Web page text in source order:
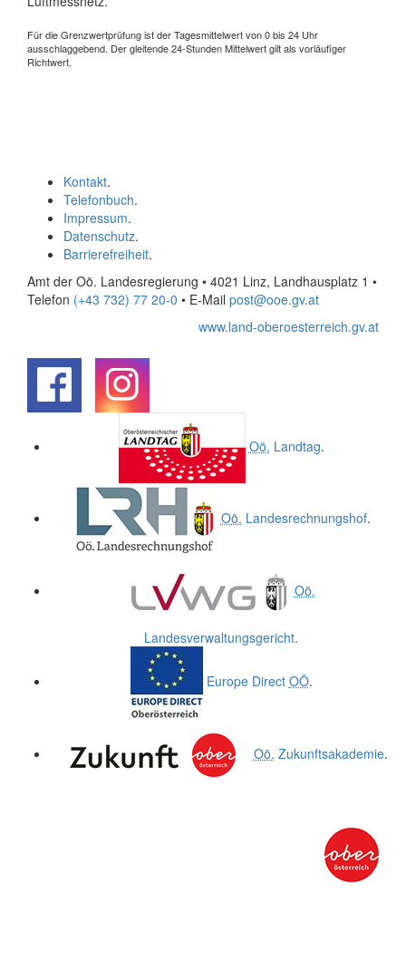
Für die Grenzwertprüfung ist der Tagesmittelwert von 0 bis 24 Uhr
ausschlaggebend. Der gleitende 24-Stunden Mittelwert gilt als vorläufiger
Richtwert.
Kontakt.
Telefonbuch.
Impressum.
Datenschutz.
Barrierefreiheit.
Amt der Oö. Landesregierung • 4021 Linz, Landhausplatz 1 •
Telefon (+43 732) 77 20-0 • E-Mail post@ooe.gv.at
www.land-oberoesterreich.gv.at
Oö. Landtag.
Oö. Landesrechnungshof.
Oö.
Landesverwaltungsgericht.
Europe Direct OÖ.
Oö. Zukunftsakademie.